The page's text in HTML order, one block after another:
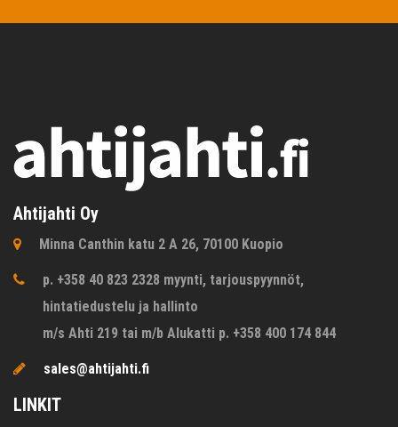
Ahtijahti Oy
Minna Canthin katu 2 A 26, 70100 Kuopio
p. +358 40 823 2328 myynti, tarjouspyynnöt,
hintatiedustelu ja hallinto
m/s Ahti 219 tai m/b Alukatti p. +358 400 174 844
sales@ahtijahti.fi
LINKIT